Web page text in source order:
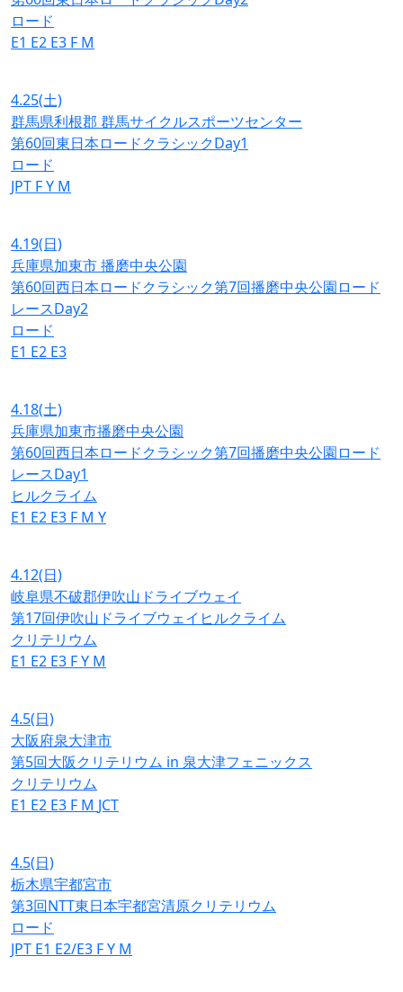
ロード
E1 E2 E3 F M
4.25(土)
群馬県利根郡 群馬サイクルスポーツセンター
第60回東日本ロードクラシックDay1
ロード
JPT FY M
4.19(日)
兵庫県加東市 播磨中央公園
第60回西日本ロードクラシック第7回播磨中央公園ロード
レースDay2
ロード
E1 E2 E3
4.18(土)
兵庫県加東市播磨中央公園
第60回西日本ロードクラシック第7回播磨中央公園ロード
レースDay1
ヒルクライム
E1 E2 E3 F M Y
4.12(日)
岐阜県不破郡伊吹山ドライブウェイ
第17回伊吹山ドライブウェイヒルクライム
クリテリウム
E1 E2 E3 FY M
4.5(日)
大阪府泉大津市
第5回大阪クリテリウム in 泉大津フェニックス
クリテリウム
E1 E2 E3 F M JCT
4.5(日)
栃木県宇都宮市
第3回NTT東日本宇都宮清原クリテリウム
ロード
JPT E1 E2/E3 FY M